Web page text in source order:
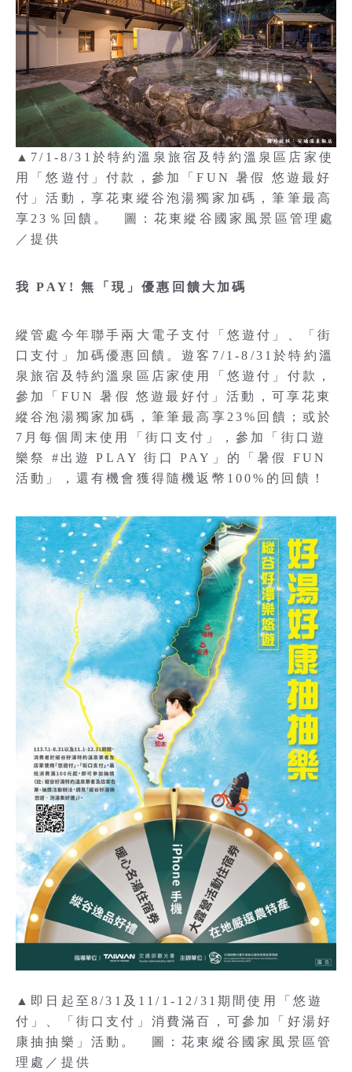
▲7/1-8/31於特約溫泉旅宿及特約溫泉區店家使
用「悠遊付」付款，參加「FUN 暑假 悠遊最好
付」活動，享花東縱谷泡湯獨家加碼，筆筆最高
享23％回饋。 圖：花東縱谷國家風景區管理處
／提供
我 PAY! 無「現」優惠回饋大加碼
縱管處今年聯手兩大電子支付「悠遊付」、「街
口支付」加碼優惠回饋。遊客7/1-8/31於特約溫
泉旅宿及特約溫泉區店家使用「悠遊付」付款，
參加「FUN 暑假 悠遊最好付」活動，可享花東
縱谷泡湯獨家加碼，筆筆最高享23%回饋；或於
7月每個周末使用「街口支付」，參加「街口遊
樂祭 #出遊 PLAY 街口 PAY」的「暑假 FUN
活動」，還有機會獲得隨機返幣100%的回饋！
▲即日起至8/31及11/1-12/31期間使用「悠遊
付」、「街口支付」消費滿百，可參加「好湯好
康抽抽樂」活動。 圖：花東縱谷國家風景區管
理處／提供